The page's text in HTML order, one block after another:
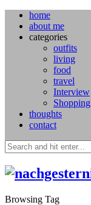
home
about me
categories
outfits
living
food
travel
Interview
Shopping
thoughts
contact
Browsing Tag